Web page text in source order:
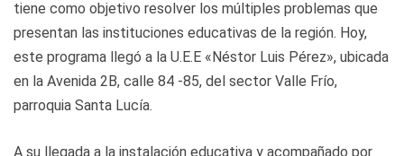
tiene como objetivo resolver los múltiples problemas que
presentan las instituciones educativas de la región. Hoy,
este programa llegó a la U.E.E «Néstor Luis Pérez», ubicada
en la Avenida 2B, calle 84 -85, del sector Valle Frío,
parroquia Santa Lucía.
A su llegada a la instalación educativa y acompañado por